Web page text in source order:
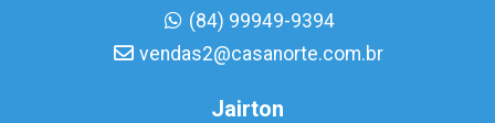
(84) 99949-9394
vendas2@casanorte.com.br
Jairton